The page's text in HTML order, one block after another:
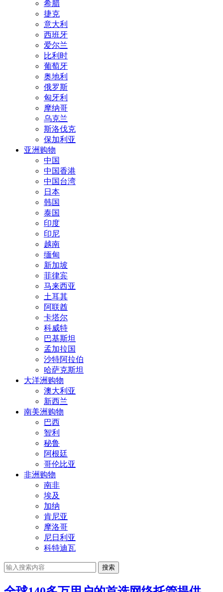
希腊
捷克
意大利
西班牙
爱尔兰
比利时
葡萄牙
奥地利
俄罗斯
匈牙利
摩纳哥
乌克兰
斯洛伐克
保加利亚
亚洲购物
中国
中国香港
中国台湾
日本
韩国
泰国
印度
印尼
越南
缅甸
新加坡
菲律宾
马来西亚
土耳其
阿联酋
卡塔尔
科威特
巴基斯坦
孟加拉国
沙特阿拉伯
哈萨克斯坦
大洋洲购物
澳大利亚
新西兰
南美洲购物
巴西
智利
秘鲁
阿根廷
哥伦比亚
非洲购物
南非
埃及
加纳
肯尼亚
摩洛哥
尼日利亚
科特迪瓦
搜索